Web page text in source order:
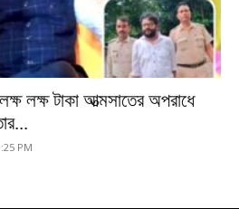
লক্ষ টাকা আত্মসাতের অপরাধে
PM